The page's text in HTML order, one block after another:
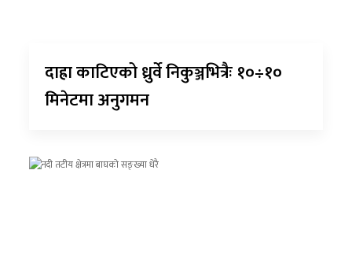
दाह्रा काटिएको ध्रुर्वे निकुञ्जभित्रैः १०÷१०
मिनेटमा अनुगमन